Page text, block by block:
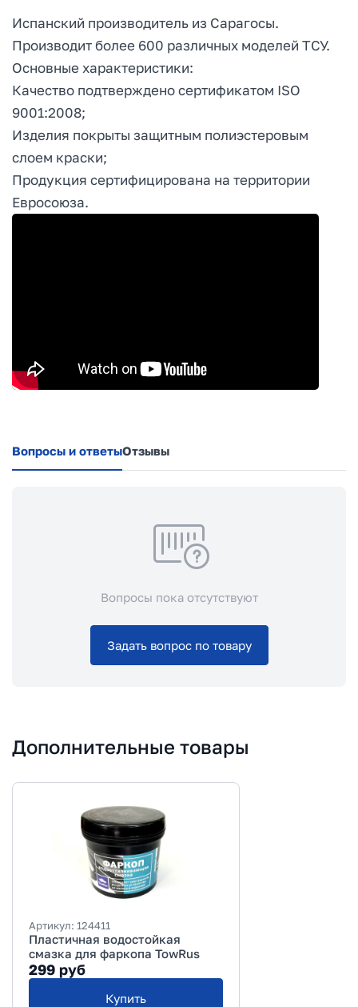
Испанский производитель из Сарагосы.
Производит более 600 различных моделей ТСУ.
Основные характеристики:
Качество подтверждено сертификатом ISO
9001:2008;
Изделия покрыты защитным полиэстеровым
слоем краски;
Продукция сертифицирована на территории
Евросоюза.
Вопросы и ответыОтзывы
Вопросы пока отсутствуют
Задать вопрос по товару
Дополнительные товары
Артикул: 124411
Пластичная водостойкая
смазка для фаркопа TowRus
299 руб
Купить